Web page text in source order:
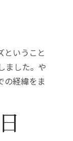
ということ
ました。や
の経緯をま